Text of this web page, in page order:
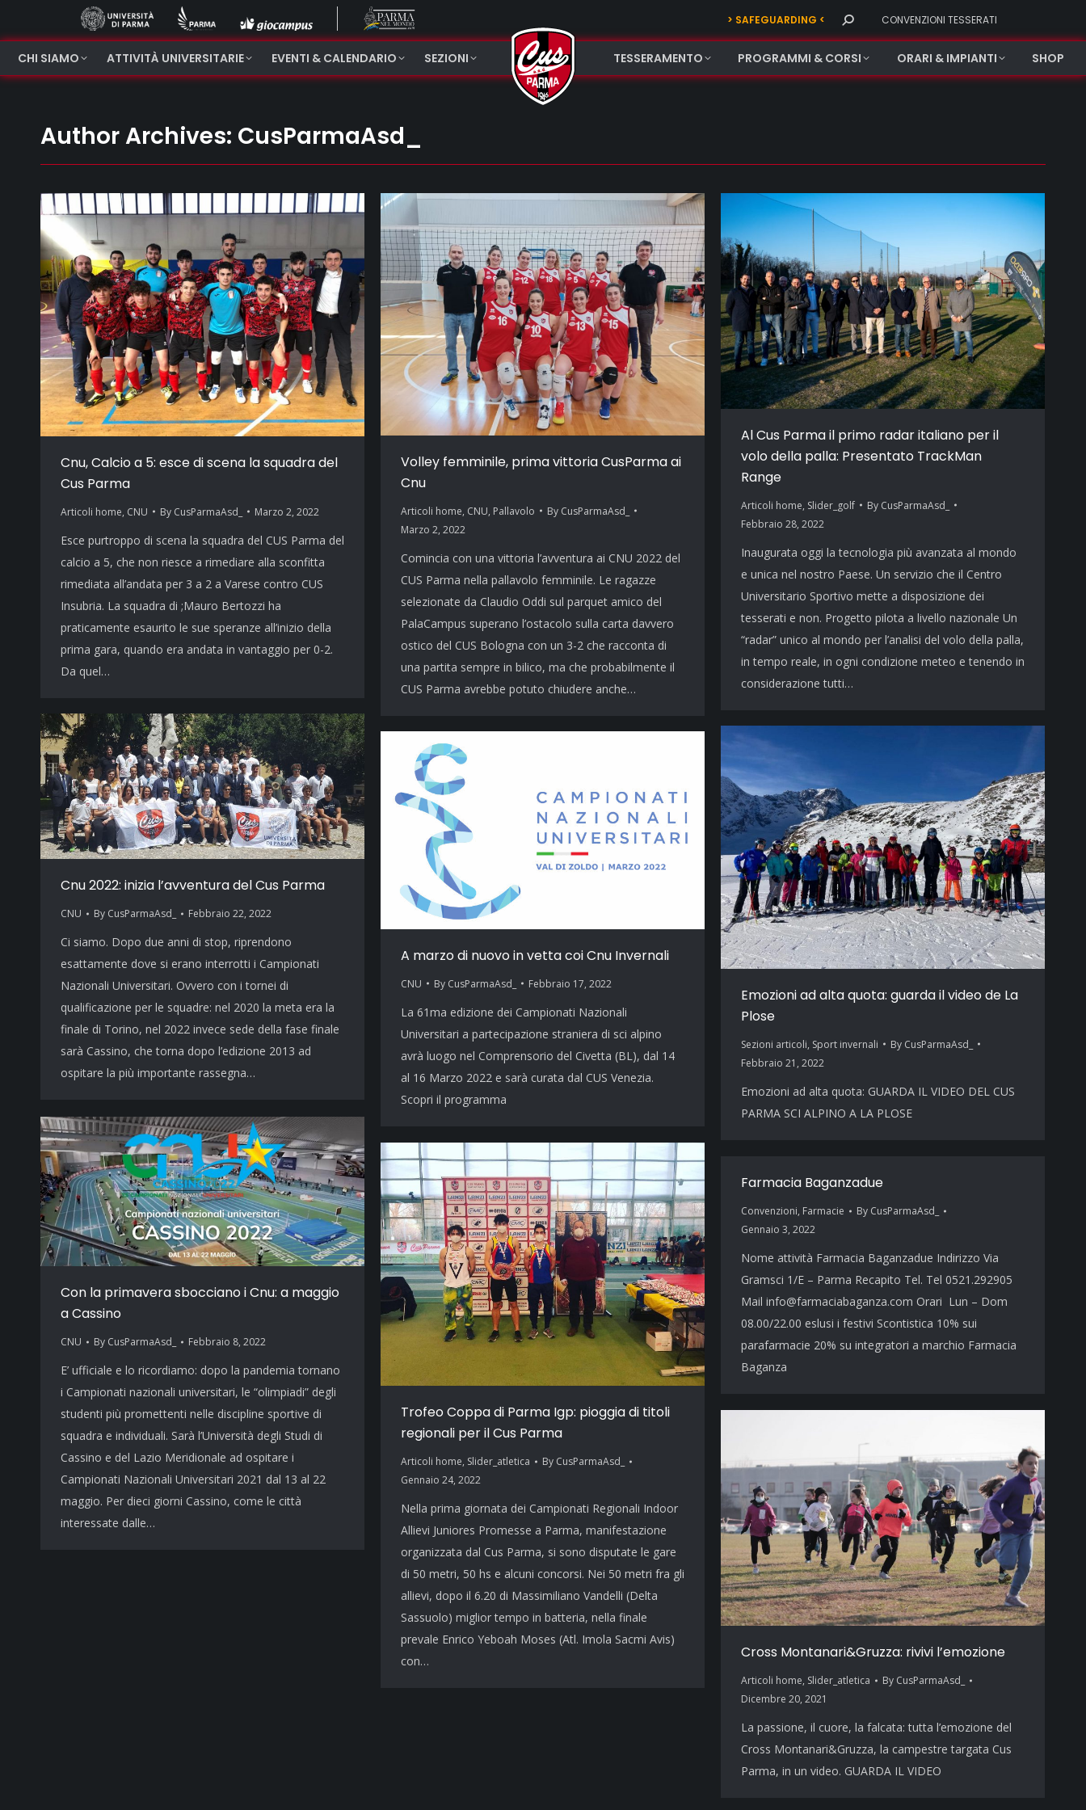
> SAFEGUARDING < Search: CONVENZIONI TESSERATI
CHI SIAMO ATTIVITÀ UNIVERSITARIE EVENTI & CALENDARIO SEZIONI TESSERAMENTO PROGRAMMI & CORSI ORARI & IMPIANTI SHOP
Author Archives: CusParmaAsd_
Cnu, Calcio a 5: esce di scena la squadra del
Cus Parma
Articoli home, CNU By CusParmaAsd_ Marzo 2, 2022
Esce purtroppo di scena la squadra del CUS Parma del
calcio a 5, che non riesce a rimediare alla sconfitta
rimediata all’andata per 3 a 2 a Varese contro CUS
Insubria. La squadra di ;Mauro Bertozzi ha
praticamente esaurito le sue speranze all’inizio della
prima gara, quando era andata in vantaggio per 0-2.
Da quel…
Volley femminile, prima vittoria CusParma ai
Cnu
Articoli home, CNU, Pallavolo By CusParmaAsd_
Marzo 2, 2022
Comincia con una vittoria l’avventura ai CNU 2022 del
CUS Parma nella pallavolo femminile. Le ragazze
selezionate da Claudio Oddi sul parquet amico del
PalaCampus superano l’ostacolo sulla carta davvero
ostico del CUS Bologna con un 3-2 che racconta di
una partita sempre in bilico, ma che probabilmente il
CUS Parma avrebbe potuto chiudere anche…
Al Cus Parma il primo radar italiano per il
volo della palla: Presentato TrackMan
Range
Articoli home, Slider_golf By CusParmaAsd_
Febbraio 28, 2022
Inaugurata oggi la tecnologia più avanzata al mondo
e unica nel nostro Paese. Un servizio che il Centro
Universitario Sportivo mette a disposizione dei
tesserati e non. Progetto pilota a livello nazionale Un
“radar” unico al mondo per l’analisi del volo della palla,
in tempo reale, in ogni condizione meteo e tenendo in
considerazione tutti…
Cnu 2022: inizia l’avventura del Cus Parma
CNU By CusParmaAsd_ Febbraio 22, 2022
Ci siamo. Dopo due anni di stop, riprendono
esattamente dove si erano interrotti i Campionati
Nazionali Universitari. Ovvero con i tornei di
qualificazione per le squadre: nel 2020 la meta era la
finale di Torino, nel 2022 invece sede della fase finale
sarà Cassino, che torna dopo l’edizione 2013 ad
ospitare la più importante rassegna…
Emozioni ad alta quota: guarda il video de La
Plose
Sezioni articoli, Sport invernali By CusParmaAsd_
Febbraio 21, 2022
Emozioni ad alta quota: GUARDA IL VIDEO DEL CUS
PARMA SCI ALPINO A LA PLOSE
A marzo di nuovo in vetta coi Cnu Invernali
CNU By CusParmaAsd_ Febbraio 17, 2022
La 61ma edizione dei Campionati Nazionali
Universitari a partecipazione straniera di sci alpino
avrà luogo nel Comprensorio del Civetta (BL), dal 14
al 16 Marzo 2022 e sarà curata dal CUS Venezia.
Scopri il programma
Con la primavera sbocciano i Cnu: a maggio
a Cassino
CNU By CusParmaAsd_ Febbraio 8, 2022
E’ ufficiale e lo ricordiamo: dopo la pandemia tornano
i Campionati nazionali universitari, le “olimpiadi” degli
studenti più promettenti nelle discipline sportive di
squadra e individuali. Sarà l’Università degli Studi di
Cassino e del Lazio Meridionale ad ospitare i
Campionati Nazionali Universitari 2021 dal 13 al 22
maggio. Per dieci giorni Cassino, come le città
interessate dalle…
Trofeo Coppa di Parma Igp: pioggia di titoli
regionali per il Cus Parma
Articoli home, Slider_atletica By CusParmaAsd_
Gennaio 24, 2022
Nella prima giornata dei Campionati Regionali Indoor
Allievi Juniores Promesse a Parma, manifestazione
organizzata dal Cus Parma, si sono disputate le gare
di 50 metri, 50 hs e alcuni concorsi. Nei 50 metri fra gli
allievi, dopo il 6.20 di Massimiliano Vandelli (Delta
Sassuolo) miglior tempo in batteria, nella finale
prevale Enrico Yeboah Moses (Atl. Imola Sacmi Avis)
con…
Farmacia Baganzadue
Convenzioni, Farmacie By CusParmaAsd_
Gennaio 3, 2022
Nome attività Farmacia Baganzadue Indirizzo Via
Gramsci 1/E – Parma Recapito Tel. Tel 0521.292905
Mail info@farmaciabaganza.com Orari Lun – Dom
08.00/22.00 eslusi i festivi Scontistica 10% sui
parafarmacie 20% su integratori a marchio Farmacia
Baganza
Cross Montanari&Gruzza: rivivi l’emozione
Articoli home, Slider_atletica By CusParmaAsd_
Dicembre 20, 2021
La passione, il cuore, la falcata: tutta l’emozione del
Cross Montanari&Gruzza, la campestre targata Cus
Parma, in un video. GUARDA IL VIDEO